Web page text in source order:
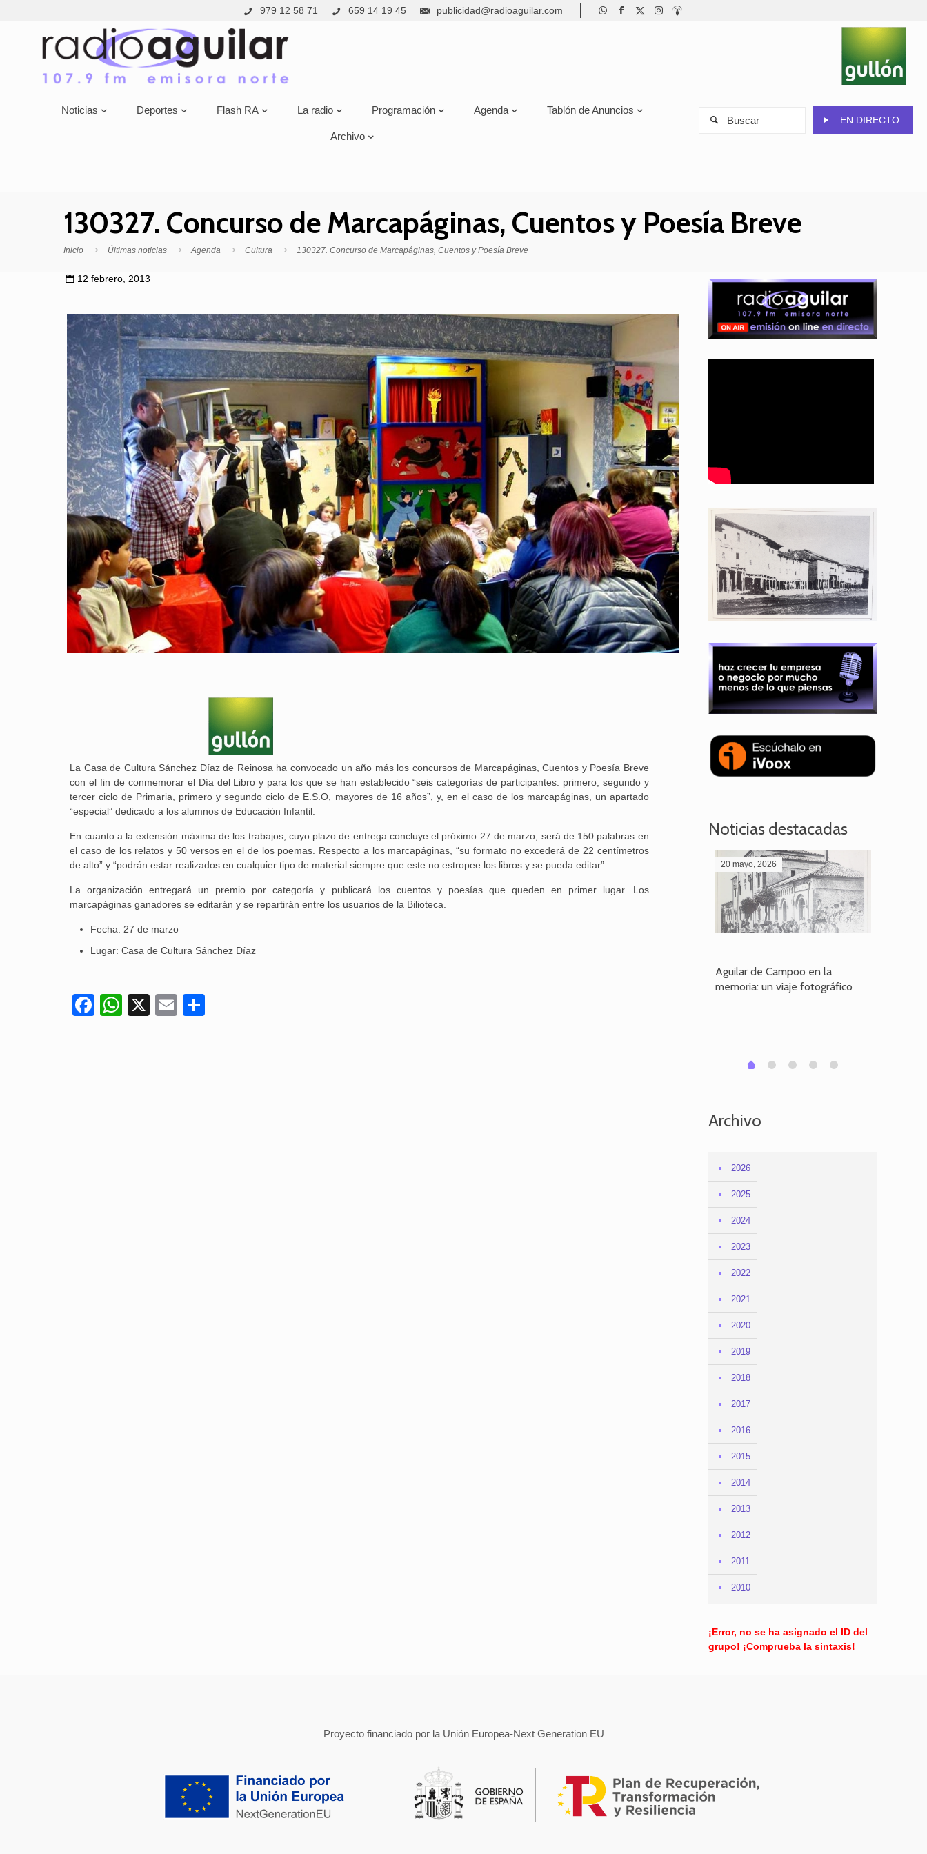
979 12 58 71 659 14 19 45 publicidad@radioaguilar.com
Noticias Deportes Flash RA La radio Programación Agenda Tablón de Anuncios
Archivo
EN DIRECTO
130327. Concurso de Marcapáginas, Cuentos y Poesía Breve
Inicio Últimas noticias Agenda Cultura 130327. Concurso de Marcapáginas, Cuentos y Poesía Breve
12 febrero, 2013
La Casa de Cultura Sánchez Díaz de Reinosa ha convocado un año más los concursos de Marcapáginas, Cuentos y Poesía Breve
con el fin de conmemorar el Día del Libro y para los que se han establecido “seis categorías de participantes: primero, segundo y
tercer ciclo de Primaria, primero y segundo ciclo de E.S.O, mayores de 16 años”, y, en el caso de los marcapáginas, un apartado
“especial” dedicado a los alumnos de Educación Infantil.
En cuanto a la extensión máxima de los trabajos, cuyo plazo de entrega concluye el próximo 27 de marzo, será de 150 palabras en
el caso de los relatos y 50 versos en el de los poemas. Respecto a los marcapáginas, “su formato no excederá de 22 centímetros
de alto” y “podrán estar realizados en cualquier tipo de material siempre que este no estropee los libros y se pueda editar”.
La organización entregará un premio por categoría y publicará los cuentos y poesías que queden en primer lugar. Los
marcapáginas ganadores se editarán y se repartirán entre los usuarios de la Bilioteca.
Fecha: 27 de marzo
Lugar: Casa de Cultura Sánchez Díaz
Facebook
WhatsApp
X Email
Noticias destacadas
25 febrero, 2026 20 mayo, 2026
Aguilar de Campoo en la
memoria: un viaje fotográfico
0 1 2 3 4
Archivo
2026
2025
2024
2023
2022
2021
2020
2019
2018
2017
2016
2015
2014
2013
2012
2011
2010
¡Error, no se ha asignado el ID del
grupo! ¡Comprueba la sintaxis!
Proyecto financiado por la Unión Europea-Next Generation EU